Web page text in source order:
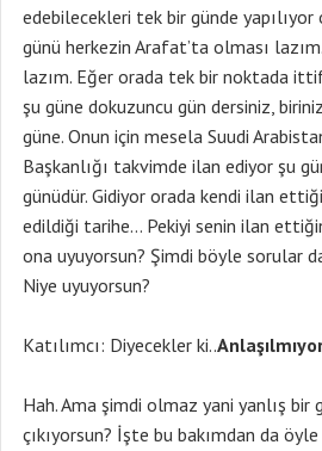
edebilecekleri tek bir günde yapılıyor
günü herkezin Arafat’ta olması
lazım. Eğer orada tek bir noktada
şu güne dokuzuncu gün dersiniz,
güne. Onun için mesela Suudi
Başkanlığı takvimde ilan ediyor şu
günüdür. Gidiyor orada kendi ilan
edildiği tarihe… Pekiyi senin ilan
ona uyuyorsun? Şimdi böyle sorular
Niye uyuyorsun?
Katılımcı: Diyecekler ki..
Hah. Ama şimdi olmaz yani yanlış bir
çıkıyorsun? İşte bu bakımdan da